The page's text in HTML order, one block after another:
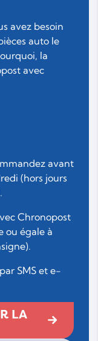
avez besoin
auto le
la
avec
avant
(hors jours
Chronopost
ou égale à
SMS et e-
LA